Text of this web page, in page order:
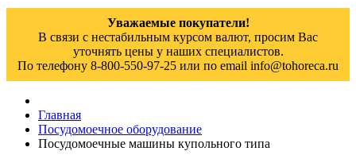
Уважаемые покупатели!
В связи с нестабильным курсом валют, просим Вас
уточнять цены у наших специалистов.
По телефону 8-800-550-97-25 или по email info@tohoreca.ru
Главная
Посудомоечное оборудование
Посудомоечные машины купольного типа